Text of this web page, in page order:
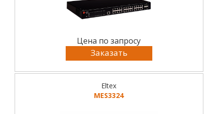
Цена по запросу
Заказать
Eltex
MES3324